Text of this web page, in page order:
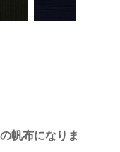
帆布になりま